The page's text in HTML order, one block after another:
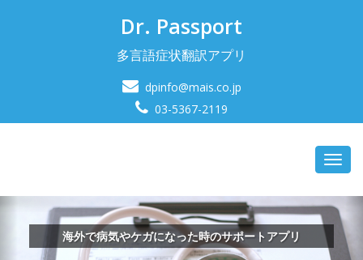
Dr. Passport
多言語症状翻訳アプリ
dpinfo@mais.co.jp
03-5367-2119